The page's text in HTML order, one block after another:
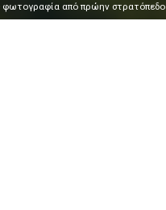
φωτογραφία από πρώην στρατόπεδο